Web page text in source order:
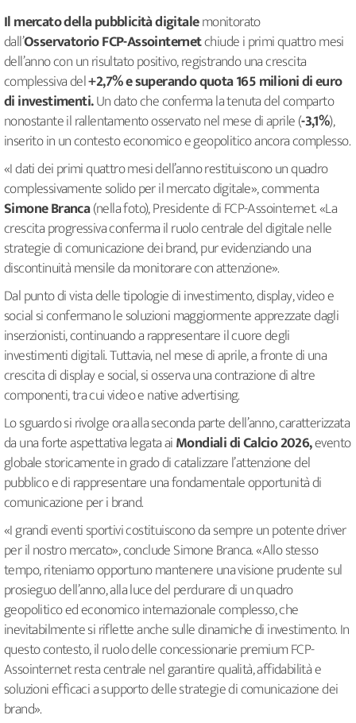
Il mercato della pubblicità digitalemonitorato
dall’Osservatorio FCP-Assointernetchiude i primi quattro mesi
dell’anno con un risultato positivo, registrando una crescita
complessiva del+2,7% e superando quota 165 milioni di euro
di investimenti.Un dato che conferma la tenuta del comparto
nonostante il rallentamento osservato nel mese di aprile (-3,1%),
inserito in un contesto economico e geopolitico ancora complesso.
«I dati dei primi quattro mesi dell’anno restituiscono un quadro
complessivamente solido per il mercato digitale», commenta
Simone Branca(nella foto), Presidente di FCP-Assointernet. «La
crescita progressiva conferma il ruolo centrale del digitale nelle
strategie di comunicazione dei brand, pur evidenziando una
discontinuità mensile da monitorare con attenzione».
Dal punto di vista delle tipologie di investimento, display, video e
social si confermano le soluzioni maggiormente apprezzate dagli
inserzionisti, continuando a rappresentare il cuore degli
investimenti digitali. Tuttavia, nel mese di aprile, a fronte di una
crescita di display e social, si osserva una contrazione di altre
componenti, tra cui video e native advertising.
Lo sguardo si rivolge ora alla seconda parte dell’anno, caratterizzata
da una forte aspettativa legata aiMondiali di Calcio 2026,evento
globale storicamente in grado di catalizzare l’attenzione del
pubblico e di rappresentare una fondamentale opportunità di
comunicazione per i brand.
«I grandi eventi sportivi costituiscono da sempre un potente driver
per il nostro mercato», conclude Simone Branca. «Allo stesso
tempo, riteniamo opportuno mantenere una visione prudente sul
prosieguo dell’anno, alla luce del perdurare di un quadro
geopolitico ed economico internazionale complesso, che
inevitabilmente si riflette anche sulle dinamiche di investimento. In
questo contesto, il ruolo delle concessionarie premium FCP-
Assointernet resta centrale nel garantire qualità, affidabilità e
soluzioni efficaci a supporto delle strategie di comunicazione dei
brand».